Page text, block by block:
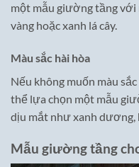
một mẫu giường tầng với
vàng hoặc xanh lá cây.
Màu sắc hài hòa
Nếu không muốn màu
thể lựa chọn một mẫu
dịu mắt như xanh dương,
Mẫu giường tầng